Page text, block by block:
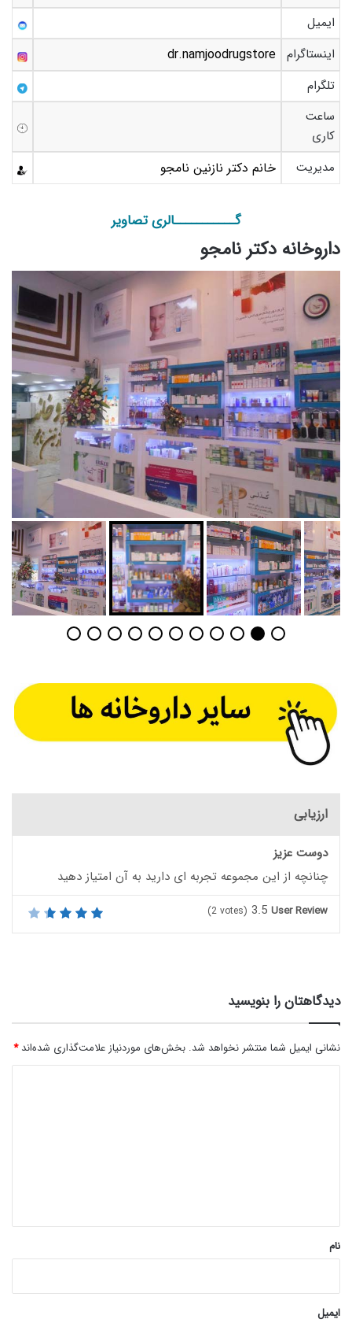
ایمیل
اینستاگرام dr.namjoodrugstore
تلگرام
ساعت
کاری
مدیریت
خانم دکتر نازنین نامجو
گـــــــــــالری تصاویر
داروخانه دکتر نامجو
ارزیابی
دوست عزیز
چنانچه از این مجموعه تجربه ای دارید به آن امتیاز دهید
User Review
3.5
(2 votes)
دیدگاهتان را بنویسید
نشانی ایمیل شما منتشر نخواهد شد. بخش‌های موردنیاز علامت‌گذاری شده‌اند*
نام
ایمیل